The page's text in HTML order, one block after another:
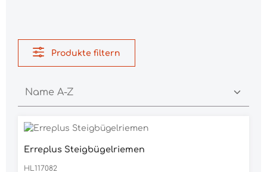
Produkte filtern
Erreplus Steigbügelriemen
HL117082